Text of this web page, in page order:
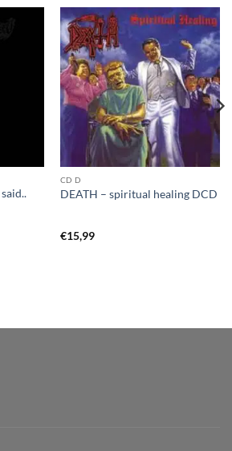
CD D
DEATH – spiritual healing DCD
€15,99